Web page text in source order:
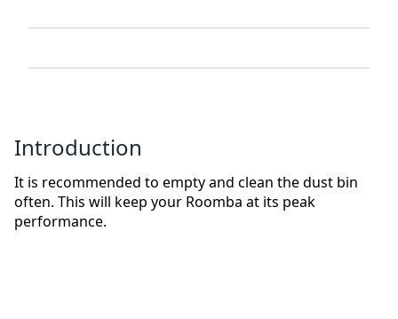
Introduction
It is recommended to empty and clean the dust bin
often. This will keep your Roomba at its peak
performance.